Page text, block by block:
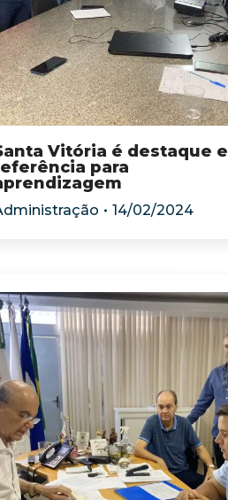
Vitória é destaque e
para
14/02/2024